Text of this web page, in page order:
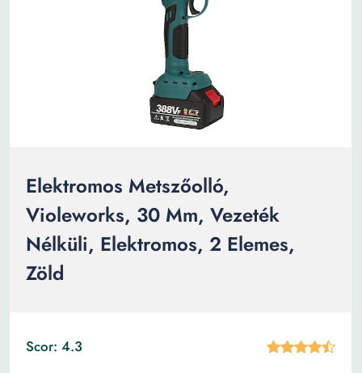
Elektromos Metszőolló,
Violeworks, 30 Mm, Vezeték
Nélküli, Elektromos, 2 Elemes,
Zöld
Scor: 4.3